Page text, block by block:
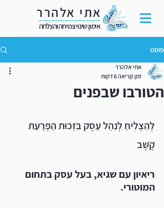
אתי אלהרר
אימון שינוי צמיחה והצלחה
פוסט
הטורבו שבפנים
אתי אלהרר
זמן קריאה 6 דקות
לְהַצְלִיחַ לְנַהֵל עֵסֶק בִּזְכוּת הַפְרָעַת
קֶשֶׁב
ריאיון עם שגיא, בעל עסק בתחום
המוטורי.